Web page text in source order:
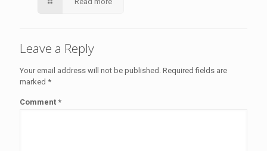
Leave a Reply
Your email address will not be published. Required fields are
marked *
Comment *